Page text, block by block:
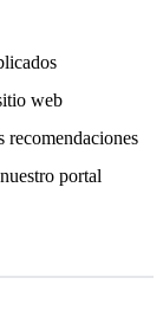
web
recomendaciones
portal